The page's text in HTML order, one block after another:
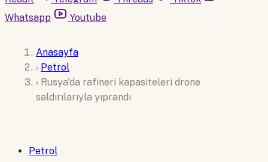
Whatsapp
Youtube
Anasayfa
› Petrol
› Rusya'da rafineri kapasiteleri drone
saldırılarıyla yıprandı
Petrol